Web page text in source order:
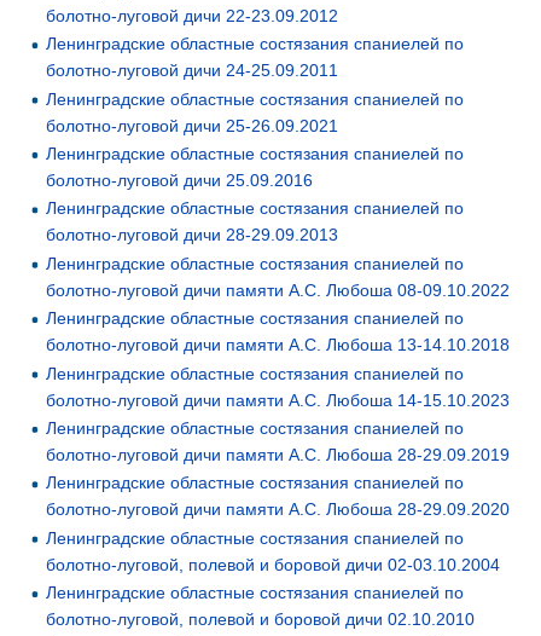
болотно-луговой дичи 22-23.09.2012
Ленинградские областные состязания спаниелей по
болотно-луговой дичи 24-25.09.2011
Ленинградские областные состязания спаниелей по
болотно-луговой дичи 25-26.09.2021
Ленинградские областные состязания спаниелей по
болотно-луговой дичи 25.09.2016
Ленинградские областные состязания спаниелей по
болотно-луговой дичи 28-29.09.2013
Ленинградские областные состязания спаниелей по
болотно-луговой дичи памяти А.С. Любоша 08-09.10.2022
Ленинградские областные состязания спаниелей по
болотно-луговой дичи памяти А.С. Любоша 13-14.10.2018
Ленинградские областные состязания спаниелей по
болотно-луговой дичи памяти А.С. Любоша 14-15.10.2023
Ленинградские областные состязания спаниелей по
болотно-луговой дичи памяти А.С. Любоша 28-29.09.2019
Ленинградские областные состязания спаниелей по
болотно-луговой дичи памяти А.С. Любоша 28-29.09.2020
Ленинградские областные состязания спаниелей по
болотно-луговой, полевой и боровой дичи 02-03.10.2004
Ленинградские областные состязания спаниелей по
болотно-луговой, полевой и боровой дичи 02.10.2010